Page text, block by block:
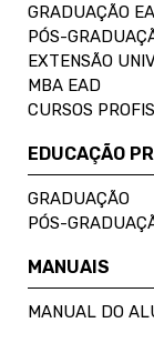
GRADUAÇÃO
PÓS-
EXTENSÃO
MBA EAD
CURSOS
EDUCAÇÃO
GRADUAÇÃO
PÓS-
MANUAIS
MANUAL DO